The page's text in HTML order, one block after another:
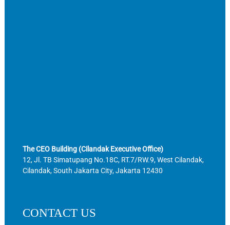
The CEO Building (Cilandak Executive Office)
12, Jl. TB Simatupang No.18C, RT.7/RW.9, West Cilandak,
Cilandak, South Jakarta City, Jakarta 12430
CONTACT US